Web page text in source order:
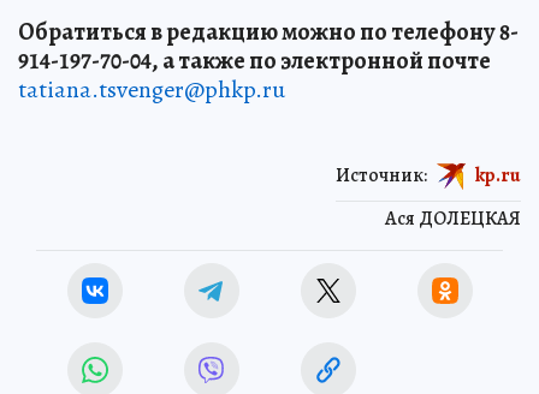
Обратиться в редакцию можно по телефону 8-
914-197-70-04, а также по электронной почте
tatiana.tsvenger@phkp.ru
Ася ДОЛЕЦКАЯ
Источник: kp.ru